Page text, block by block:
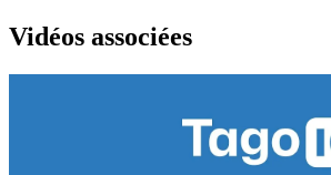
Vidéos associées